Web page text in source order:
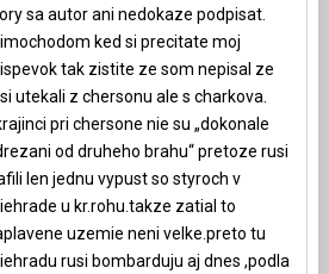
sa autor ani nedokaze podpisat.
ked si precitate moj
tak zistite ze som nepisal ze
utekali z chersonu ale s charkova.
pri chersone nie su „dokonale
od druheho brahu“ pretoze rusi
len jednu vypust so styroch v
u kr.rohu.takze zatial to
uzemie neni velke.preto tu
rusi bombarduju aj dnes ,podla